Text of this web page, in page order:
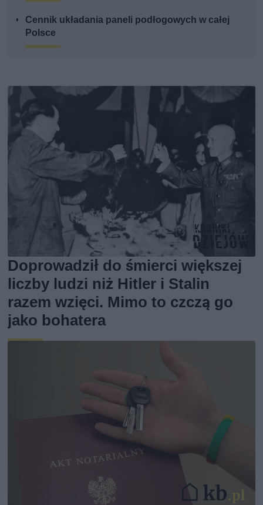
Cennik układania paneli podłogowych w całej
Polsce
Doprowadził do śmierci większej
liczby ludzi niż Hitler i Stalin
razem wzięci. Mimo to czczą go
jako bohatera